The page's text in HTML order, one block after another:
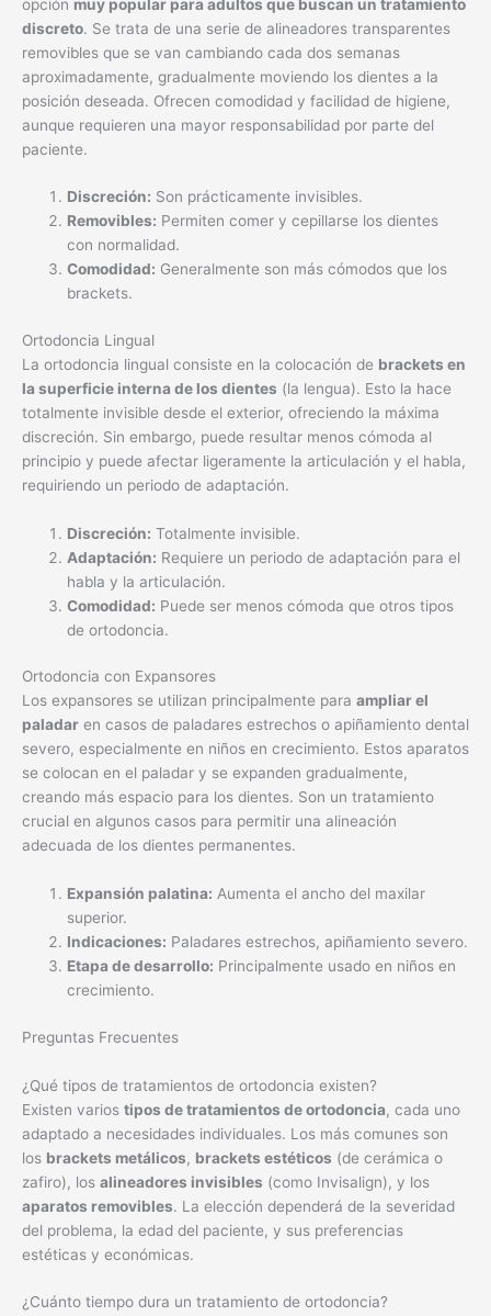
opción muy popular para adultos que buscan un tratamiento
discreto. Se trata de una serie de alineadores transparentes
removibles que se van cambiando cada dos semanas
aproximadamente, gradualmente moviendo los dientes a la
posición deseada. Ofrecen comodidad y facilidad de higiene,
aunque requieren una mayor responsabilidad por parte del
paciente.
Discreción: Son prácticamente invisibles.
Removibles: Permiten comer y cepillarse los dientes
con normalidad.
Comodidad: Generalmente son más cómodos que los
brackets.
Ortodoncia Lingual
La ortodoncia lingual consiste en la colocación de brackets en
la superficie interna de los dientes (la lengua). Esto la hace
totalmente invisible desde el exterior, ofreciendo la máxima
discreción. Sin embargo, puede resultar menos cómoda al
principio y puede afectar ligeramente la articulación y el habla,
requiriendo un periodo de adaptación.
Discreción: Totalmente invisible.
Adaptación: Requiere un periodo de adaptación para el
habla y la articulación.
Comodidad: Puede ser menos cómoda que otros tipos
de ortodoncia.
Ortodoncia con Expansores
Los expansores se utilizan principalmente para ampliar el
paladar en casos de paladares estrechos o apiñamiento dental
severo, especialmente en niños en crecimiento. Estos aparatos
se colocan en el paladar y se expanden gradualmente,
creando más espacio para los dientes. Son un tratamiento
crucial en algunos casos para permitir una alineación
adecuada de los dientes permanentes.
Expansión palatina: Aumenta el ancho del maxilar
superior.
Indicaciones: Paladares estrechos, apiñamiento severo.
Etapa de desarrollo: Principalmente usado en niños en
crecimiento.
Preguntas Frecuentes
¿Qué tipos de tratamientos de ortodoncia existen?
Existen varios tipos de tratamientos de ortodoncia, cada uno
adaptado a necesidades individuales. Los más comunes son
los brackets metálicos, brackets estéticos (de cerámica o
zafiro), los alineadores invisibles (como Invisalign), y los
aparatos removibles. La elección dependerá de la severidad
del problema, la edad del paciente, y sus preferencias
estéticas y económicas.
¿Cuánto tiempo dura un tratamiento de ortodoncia?